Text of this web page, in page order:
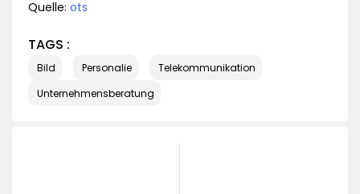
Quelle: ots
TAGS :
Bild Personalie
Telekommunikation
Unternehmensberatung